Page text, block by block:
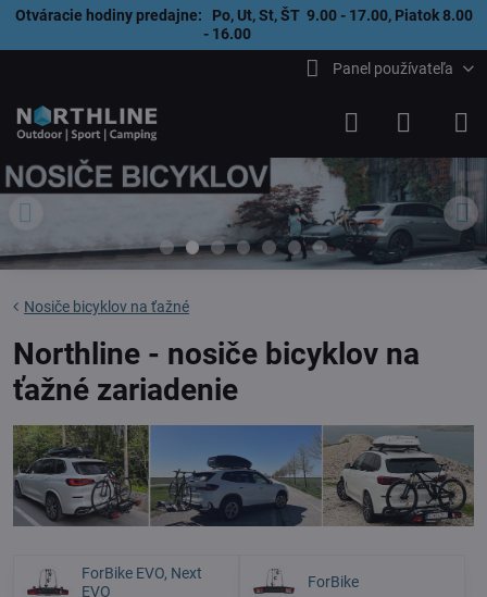
Otváracie hodiny predajne: Po, Ut, St, ŠT 9.00 - 17.00, Piatok 8.00
- 16.00
Panel používateľa
Nosiče bicyklov na ťažné
Northline - nosiče bicyklov na
ťažné zariadenie
ForBike EVO, Next
EVO
ForBike